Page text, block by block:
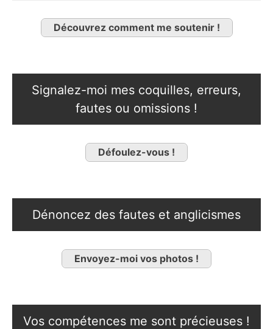
Découvrez comment me soutenir !
Signalez-moi mes coquilles, erreurs,
fautes ou omissions !
Défoulez-vous !
Dénoncez des fautes et anglicismes
Envoyez-moi vos photos !
Vos compétences me sont précieuses !